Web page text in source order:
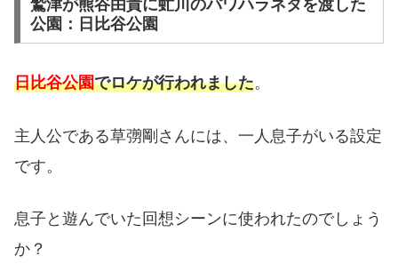
公園：日比谷公園
日比谷公園でロケが行われました。
主人公である草彅剛さんには、一人息子がいる設定
です。
息子と遊んでいた回想シーンに使われたのでしょう
か？